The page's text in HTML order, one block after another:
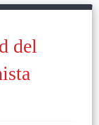
del